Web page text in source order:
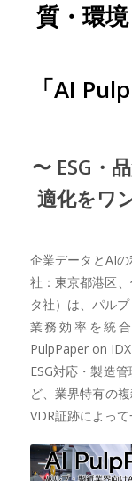
質・環
「AI
〜 ESG・
適化をワ
企業データとAI
社：東京都港区
タ社）は、パル
業務効率を統
PulpPaper on
ESG対応・製造
ど、業界特有の
VDR証跡によっ